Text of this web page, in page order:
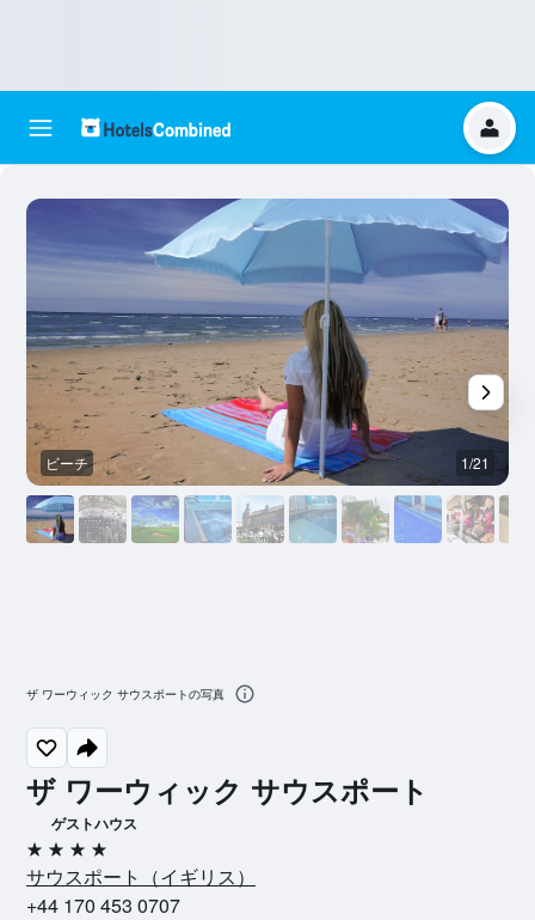
ザ ワーウィック サウスポート
ゲストハウス
4つ星
サウスポート​（イギリス​）​
+44 170 453 0707
ビーチ 1/21
ザ ワーウィック サウスポートの写真